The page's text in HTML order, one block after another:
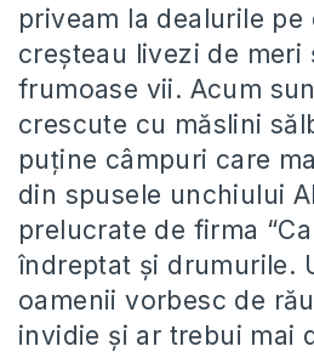
priveam la dealurile pe
creșteau livezi de meri
frumoase vii. Acum
crescute cu măslini
puține câmpuri care
din spusele unchiului
prelucrate de firma
îndreptat și drumurile.
oamenii vorbesc de
invidie și ar trebui mai